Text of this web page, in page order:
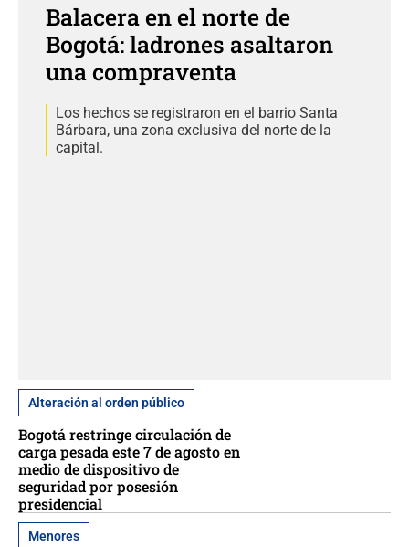
Balacera en el norte de
Bogotá: ladrones asaltaron
una compraventa
Los hechos se registraron en el barrio Santa
Bárbara, una zona exclusiva del norte de la
capital.
Alteración al orden público
Bogotá restringe circulación de
carga pesada este 7 de agosto en
medio de dispositivo de
seguridad por posesión
presidencial
Menores